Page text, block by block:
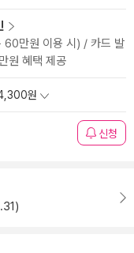
60만원 이용 시) / 카드 발
원 혜택 제공
원
신청